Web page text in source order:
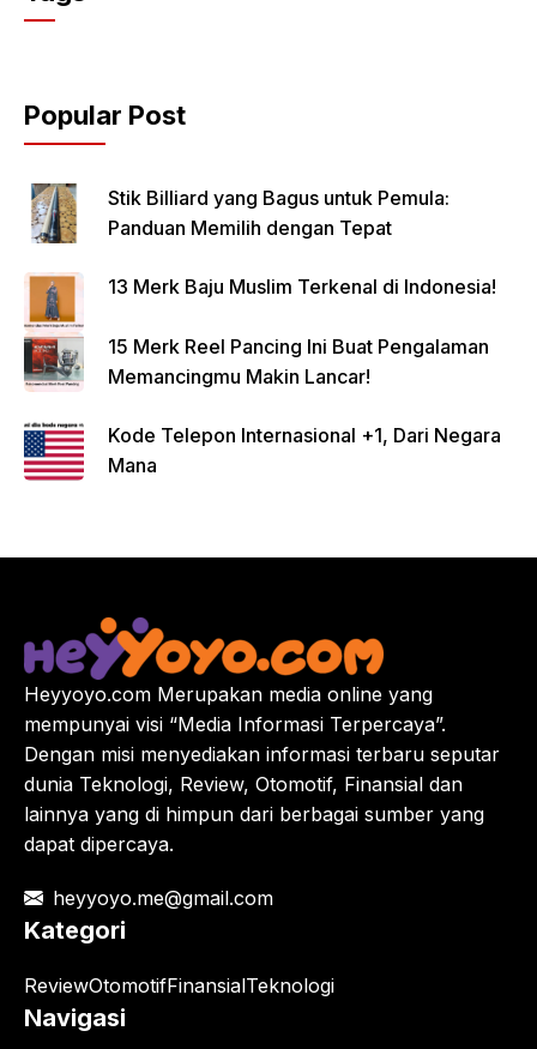
Popular Post
Stik Billiard yang Bagus untuk Pemula:
Panduan Memilih dengan Tepat
13 Merk Baju Muslim Terkenal di Indonesia!
15 Merk Reel Pancing Ini Buat Pengalaman
Memancingmu Makin Lancar!
Kode Telepon Internasional +1, Dari Negara
Mana
Heyyoyo.com Merupakan media online yang
mempunyai visi “Media Informasi Terpercaya”.
Dengan misi menyediakan informasi terbaru seputar
dunia Teknologi, Review, Otomotif, Finansial dan
lainnya yang di himpun dari berbagai sumber yang
dapat dipercaya.
heyyoyo.me@gmail.com
Kategori
ReviewOtomotifFinansialTeknologi
Navigasi